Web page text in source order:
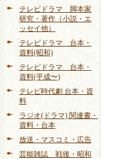
テレビドラマ 脚本家
研究・著作（小説・エ
ッセイ他）
テレビドラマ 台本・
資料(昭和)
テレビドラマ 台本・
資料(平成〜)
テレビ時代劇 台本・資
料
ラジオ(ドラマ) 関連書・
資料・台本
放送・マスコミ・広告
芸能雑誌 戦後・昭和